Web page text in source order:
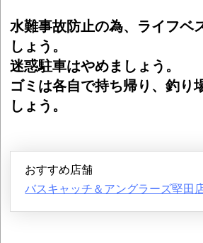
水難事故防止の為、ライフベ
しょう。
迷惑駐車はやめましょう。
ゴミは各自で持ち帰り、釣り
しょう。
おすすめ店舗
バスキャッチ＆アングラーズ堅田